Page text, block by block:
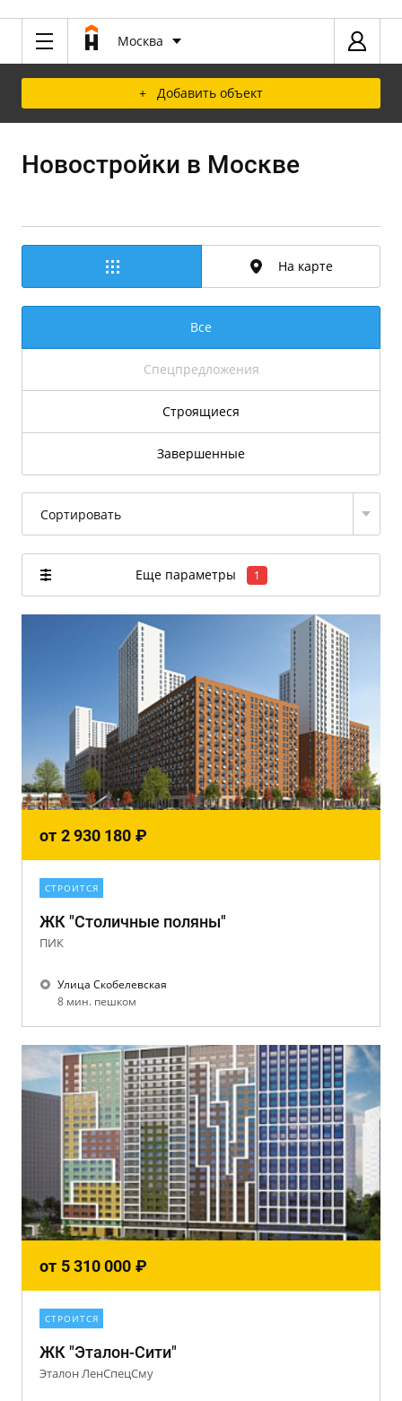
Москва
+ Добавить объект
Новостройки в Москве
На карте
Все
Спецпредложения
Строящиеся
Завершенные
Сортировать
Еще параметры 1
от 2 930 180 ₽
СТРОИТСЯ
ЖК "Столичные поляны"
ПИК
Улица Скобелевская
8 мин. пешком
от 5 310 000 ₽
СТРОИТСЯ
ЖК "Эталон-Сити"
Эталон ЛенСпецСму